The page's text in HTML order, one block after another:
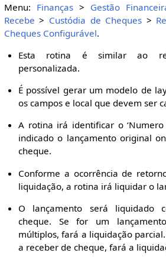
Menu: Finanças> Gestão
Recebe > Custódia de Cheques >
Cheques Configurável.
Esta rotina é similar ao
personalizada.
É possível gerar um modelo de
os campos e local que devem ser
A rotina irá identificar o ‘Numero
indicado o lançamento original
cheque.
Conforme a ocorrência de
liquidação, a rotina irá liquidar o
O lançamento será liquidado
cheque. Se for um
múltiplos, fará a liquidação
a receber de cheque, fará a